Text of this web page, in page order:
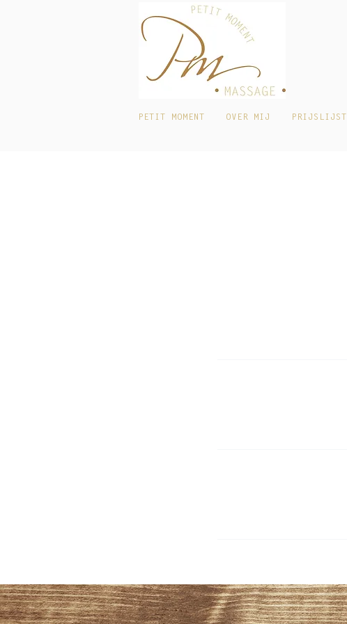
PETIT MOMENT OVER MIJ PRIJSLIJST